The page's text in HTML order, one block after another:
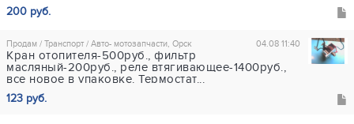
200 руб.
04.08 11:40
Продам / Транспорт / Авто- мотозапчасти, Орск
Кран отопителя-500руб., фильтр
масляный-200руб., реле втягивающее-1400руб.,
все новое в упаковке. Термостат...
123 руб.